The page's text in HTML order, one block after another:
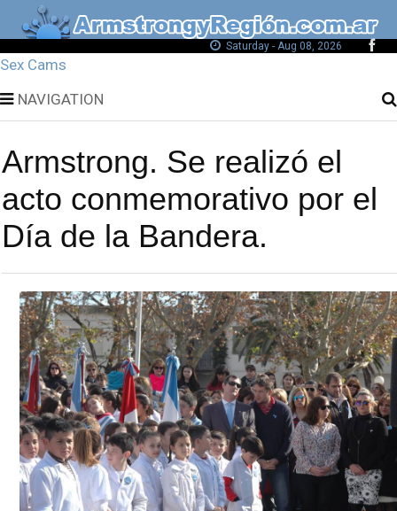
Saturday - Aug 08, 2026
Sex Cams
NAVIGATION
Armstrong. Se realizó el
acto conmemorativo por el
Día de la Bandera.